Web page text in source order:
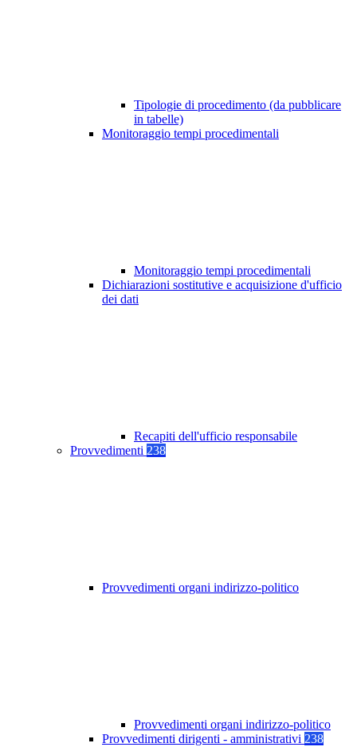
Tipologie di procedimento (da pubblicare
in tabelle)
Monitoraggio tempi procedimentali
Monitoraggio tempi procedimentali
Dichiarazioni sostitutive e acquisizione d'ufficio
dei dati
Recapiti dell'ufficio responsabile
Provvedimenti 238
Provvedimenti organi indirizzo-politico
Provvedimenti organi indirizzo-politico
Provvedimenti dirigenti - amministrativi 238